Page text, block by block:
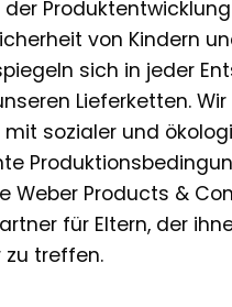
von Kindern
sich in jeder
Lieferketten.
sozialer und
Weber Products &
für Eltern, der
zu treffen.